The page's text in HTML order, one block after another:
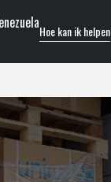
Hoe kan ik helpen